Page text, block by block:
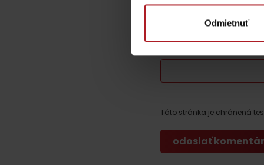
Odmietnuť
Požičovne
Táto stránka je chránená